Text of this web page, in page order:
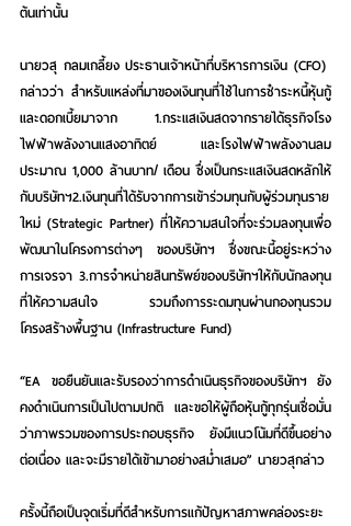
ต้นเท่านั้น
นายวสุ กลมเกลี้ยง ประธานเจ้าหน้าที่บริหารการเงิน (CFO)
กล่าวว่า สำหรับแหล่งที่มาของเงินทุนที่ใช้ในการชำระหนี้หุ้นกู้
และดอกเบี้ยมาจาก 1.กระแสเงินสดจากรายได้ธุรกิจโรง
ไฟฟ้าพลังงานแสงอาทิตย์ และโรงไฟฟ้าพลังงานลม
ประมาณ 1,000 ล้านบาท/ เดือน ซึ่งเป็นกระแสเงินสดหลักให้
กับบริษัทฯ2.เงินทุนที่ได้รับจากการเข้าร่วมทุนกับผู้ร่วมทุนราย
ใหม่ (Strategic Partner) ที่ให้ความสนใจที่จะร่วมลงทุนเพื่อ
พัฒนาในโครงการต่างๆ ของบริษัทฯ ซึ่งขณะนี้อยู่ระหว่าง
การเจรจา 3.การจำหน่ายสินทรัพย์ของบริษัทฯให้กับนักลงทุน
ที่ให้ความสนใจ รวมถึงการระดมทุนผ่านกองทุนรวม
โครงสร้างพื้นฐาน (Infrastructure Fund)
“EA ขอยืนยันและรับรองว่าการดำเนินธุรกิจของบริษัทฯ ยัง
คงดำเนินการเป็นไปตามปกติ และขอให้ผู้ถือหุ้นกู้ทุกรุ่นเชื่อมั่น
ว่าภาพรวมของการประกอบธุรกิจ ยังมีแนวโน้มที่ดีขึ้นอย่าง
ต่อเนื่อง และจะมีรายได้เข้ามาอย่างสม่ำเสมอ” นายวสุกล่าว
ครั้งนี้ถือเป็นจุดเริ่มที่ดีสำหรับการแก้ปัญหาสภาพคล่องระยะ